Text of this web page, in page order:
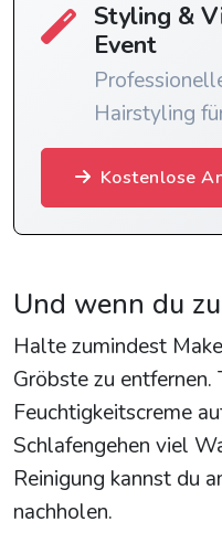
Styling &
Event
Hairstyling
Kostenlose
Und wenn du
Halte zumindest
Gröbste zu entfernen.
Feuchtigkeitscreme
Schlafengehen viel
Reinigung kannst du
nachholen.